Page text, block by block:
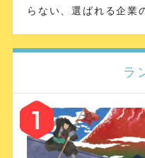
らない、選ばれる企業
ラ